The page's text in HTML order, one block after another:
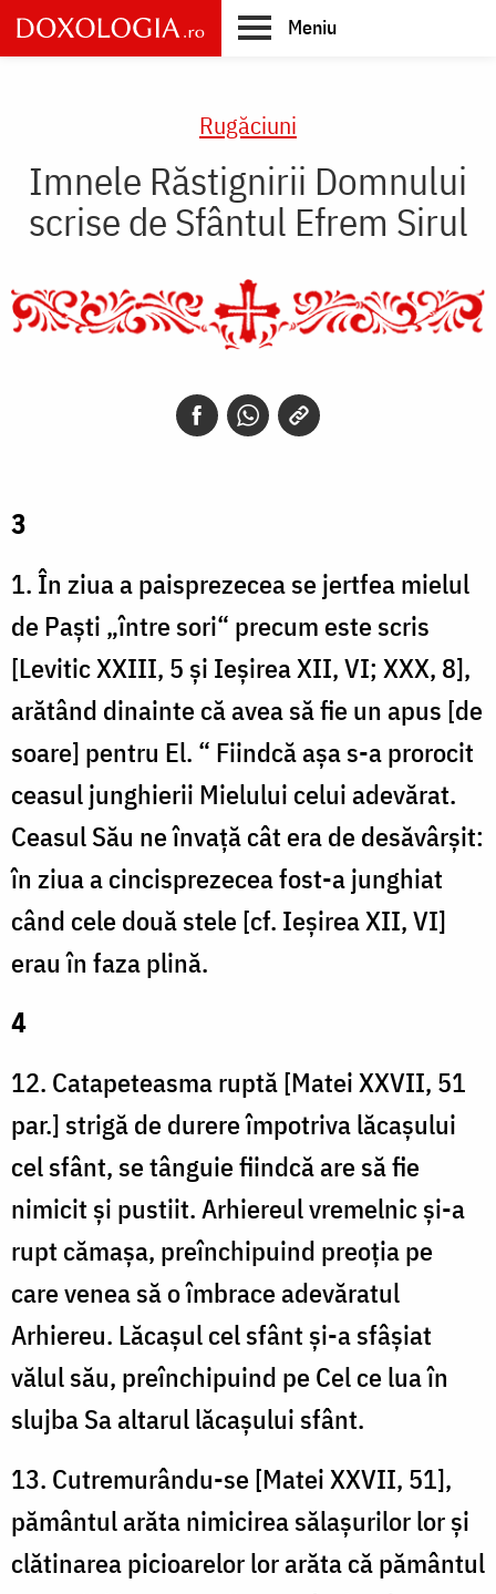
Skip
to
main
Meniu
Rugăciuni
Imnele Răstignirii Domnului
scrise de Sfântul Efrem Sirul
3
1. În ziua a paisprezecea se jertfea mielul
de Paști „între sori“ precum este scris
[Levitic XXIII, 5 și Ieșirea XII, VI; XXX, 8],
arătând dinainte că avea să fie un apus [de
soare] pentru El. “ Fiindcă așa s-a prorocit
ceasul junghierii Mielului celui adevărat.
Ceasul Său ne învață cât era de desăvârșit:
în ziua a cincisprezecea fost-a junghiat
când cele două stele [cf. Ieșirea XII, VI]
erau în faza plină.
4
12. Catapeteasma ruptă [Matei XXVII, 51
par.] strigă de durere împotriva lăcașului
cel sfânt, se tânguie fiindcă are să fie
nimicit și pustiit. Arhiereul vremelnic și-a
rupt cămașa, preînchipuind preoția pe
care venea să o îmbrace adevăratul
Arhiereu. Lăcașul cel sfânt și-a sfâșiat
vălul său, preînchipuind pe Cel ce lua în
slujba Sa altarul lăcașului sfânt.
13. Cutremurându-se [Matei XXVII, 51],
pământul arăta nimicirea sălașurilor lor și
clătinarea picioarelor lor arăta că pământul